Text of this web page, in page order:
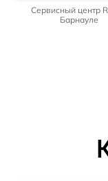
Сервисный центр
Барнауле